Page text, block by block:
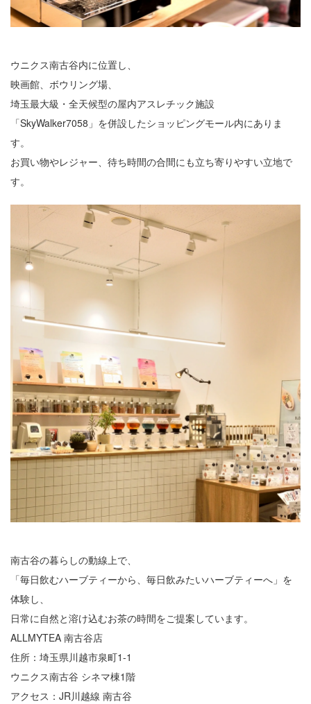
ウニクス南古谷内に位置し、
映画館、ボウリング場、
埼玉最大級・全天候型の屋内アスレチック施設
「SkyWalker7058」を併設したショッピングモール内にありま
す。
お買い物やレジャー、待ち時間の合間にも立ち寄りやすい立地で
す。
南古谷の暮らしの動線上で、
「毎日飲むハーブティーから、毎日飲みたいハーブティーへ」を
体験し、
日常に自然と溶け込むお茶の時間をご提案しています。
ALLMYTEA 南古谷店
住所：埼玉県川越市泉町1-1
ウニクス南古谷 シネマ棟1階
アクセス：JR川越線 南古谷